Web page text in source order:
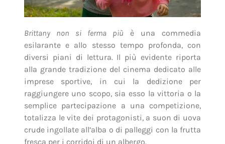
Brittany non si ferma più è una commedia
esilarante e allo stesso tempo profonda, con
diversi piani di lettura. Il più evidente riporta
alla grande tradizione del cinema dedicato alle
imprese sportive, in cui la dedizione per
raggiungere uno scopo, sia esso la vittoria o la
semplice partecipazione a una competizione,
totalizza le vite dei protagonisti, a suon di uova
crude ingollate all’alba o di palleggi con la frutta
fresca per i corridoi di un albergo.